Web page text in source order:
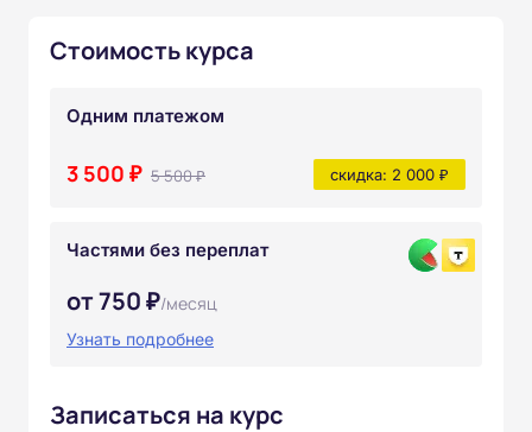
Стоимость курса
Одним платежом
3 500 ₽ 5 500 ₽ скидка: 2 000 ₽
Частями без переплат
от 750 ₽/месяц
Узнать подробнее
Записаться на курс